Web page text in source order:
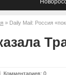
» Daily Mail: Россия
Комментариев: 0